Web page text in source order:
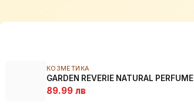
КОЗМЕТИКА
GARDEN REVERIE NATURAL PERFUME
89.99 лв